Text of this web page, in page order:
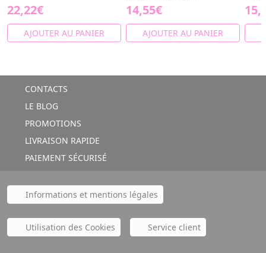
22,22€
AJOUTER AU PANIER
14,55€
AJOUTER AU PANIER
CONTACTS
LE BLOG
PROMOTIONS
LIVRAISON RAPIDE
PAIEMENT SÉCURISÉ
Informations et mentions légales
Utilisation des Cookies Service client